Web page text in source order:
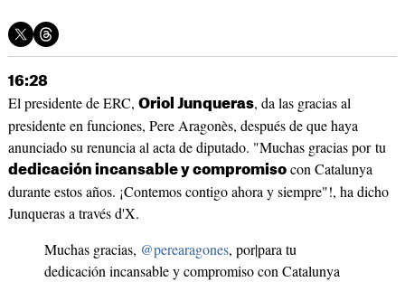
16:28
El presidente de ERC, Oriol Junqueras, da las gracias al
presidente en funciones, Pere Aragonès, después de que haya
anunciado su renuncia al acta de diputado. "Muchas gracias por tu
dedicación incansable y compromisocon Catalunya
durante estos años. ¡Contemos contigo ahora y siempre"!, ha dicho
Junqueras a través d'X.
Muchas gracias, @perearagones, por|para tu
dedicación incansable y compromiso con Catalunya